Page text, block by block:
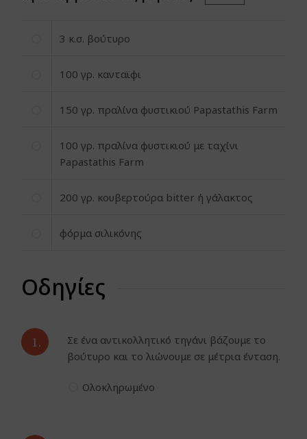
3 κ.σ. βούτυρο
100 γρ. κανταϊφι
150 γρ. πραλίνα φυστικιού Papastathis Farm
100 γρ. πραλίνα φυστικιού με ταχίνι
Papastathis Farm
200 γρ. κουβερτούρα bitter ή γάλακτος
φόρμα σιλικόνης
Οδηγίες
1.
Σε ένα αντικολλητικό τηγάνι βάζουμε το
βούτυρο και το λιώνουμε σε μέτρια ένταση.
Ολοκληρωμένο